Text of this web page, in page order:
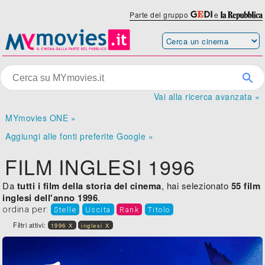
Parte del gruppo e
Vai alla ricerca avanzata »
MYmovies ONE »
Aggiungi alle fonti preferite Google »
FILM INGLESI 1996
Da tutti i film della storia del cinema, hai selezionato 55 film
inglesi dell'anno 1996.
ordina per: Stelle Uscita Rank Titolo
Filtri attivi: 1996 X inglesi X